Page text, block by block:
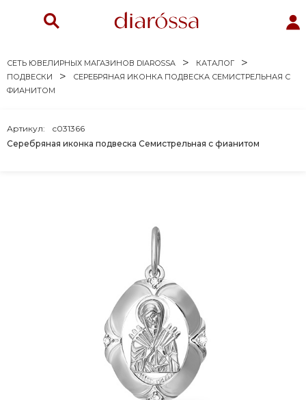
СЕТЬ ЮВЕЛИРНЫХ МАГАЗИНОВ DIAROSSA
КАТАЛОГ
ПОДВЕСКИ
СЕРЕБРЯНАЯ ИКОНКА ПОДВЕСКА СЕМИСТРЕЛЬНАЯ С
ФИАНИТОМ
Серебряная иконка подвеска Семистрельная с фианитом
Артикул: с031366